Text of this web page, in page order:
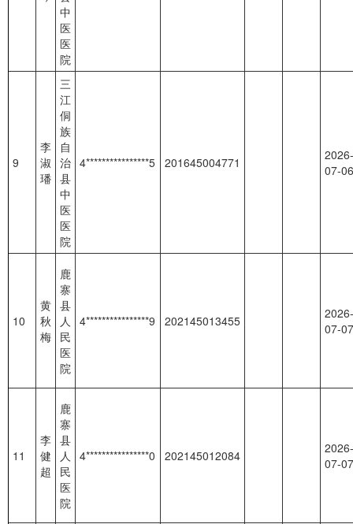
中
医
医
院
9
李
淑
璠
三
江
侗
族
自
治
县
中
医
医
院
4****************5 201645004771
2026-
07-06
10
黄
秋
梅
鹿
寨
县
人
民
医
院
4****************9 202145013455
2026-
07-07
11
李
健
超
鹿
寨
县
人
民
医
院
4****************0 202145012084
2026-
07-07